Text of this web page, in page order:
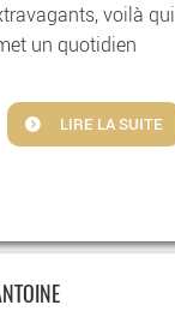
voilà qui
un quotidien
LIRE LA SUITE